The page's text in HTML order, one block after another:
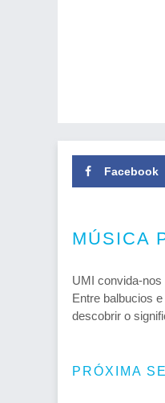
Facebook
MÚSICA
UMI convida-nos
Entre balbucios
descobrir o
PRÓXIMA